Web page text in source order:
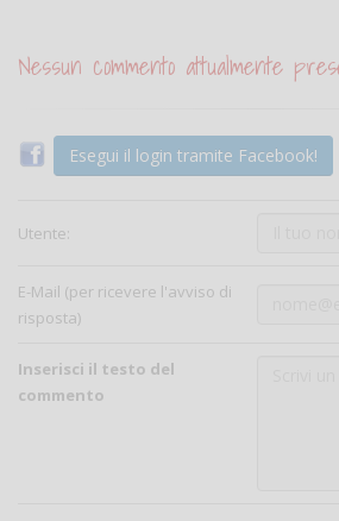
Nessun commento attualmente
Esegui il login tramite Facebook!
Utente:
E-Mail (per ricevere l'avviso di
risposta)
Inserisci il testo del
commento